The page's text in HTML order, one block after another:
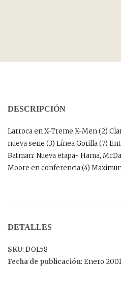
DESCRIPCIÓN
Larroca en X-Treme X-Men (2)
nueva serie (3) Línea Gorilla (7)
Batman: Nueva etapa- Hama,
Moore en conferencia (4)
DETALLES
SKU: DOL58
Fecha de publicación: Enero 2001